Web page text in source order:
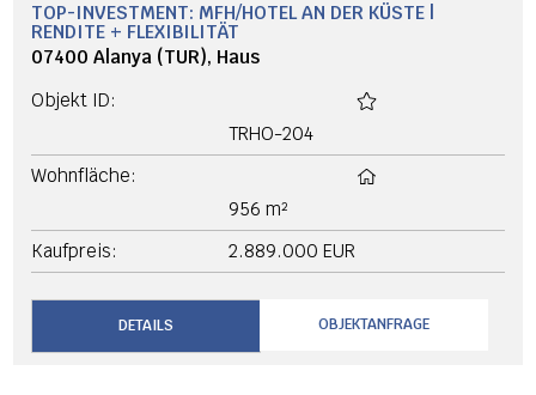
TOP-INVESTMENT: MFH/HOTEL AN DER KÜSTE |
RENDITE + FLEXIBILITÄT
07400 Alanya (TUR), Haus
Objekt ID:
TRHO-204
Wohnfläche:
956 m²
Kaufpreis:
2.889.000 EUR
DETAILS OBJEKTANFRAGE